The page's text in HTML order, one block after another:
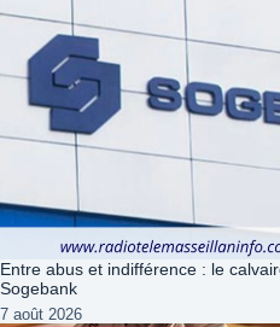
Entre abus et indifférence : le
Sogebank
7 août 2026